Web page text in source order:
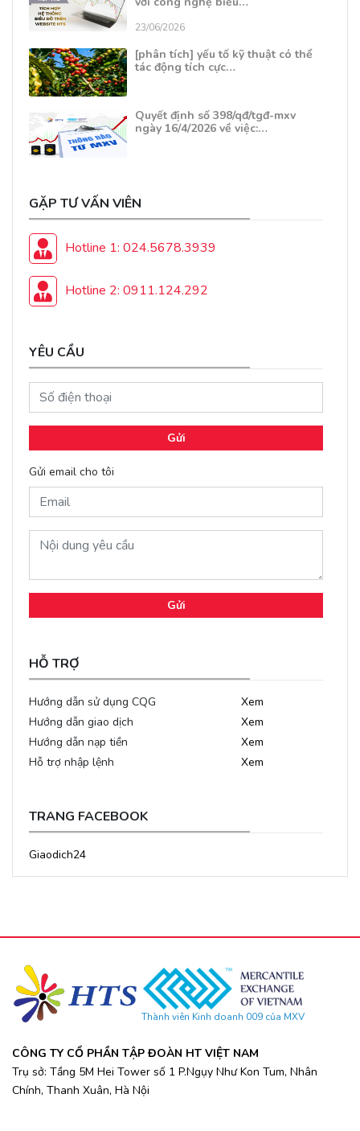
23/06/2026
[phân tích] yếu tố kỹ thuật có thể
tác động tích cực…
Quyết định số 398/qđ/tgđ-mxv
ngày 16/4/2026 về việc:…
GẶP TƯ VẤN VIÊN
Hotline 1: 024.5678.3939
Hotline 2: 0911.124.292
YÊU CẦU
Gửi
Gửi email cho tôi
Gửi
HỖ TRỢ
Hướng dẫn sử dụng CQG
Xem
Hướng dẫn giao dịch
Xem
Hướng dẫn nạp tiền
Xem
Hỗ trợ nhập lệnh
Xem
TRANG FACEBOOK
Giaodich24
Thành viên Kinh doanh 009 của MXV
CÔNG TY CỔ PHẦN TẬP ĐOÀN HT VIỆT NAM
Trụ sở: Tầng 5M Hei Tower số 1 P.Ngụy Như Kon Tum, Nhân
Chính, Thanh Xuân, Hà Nội